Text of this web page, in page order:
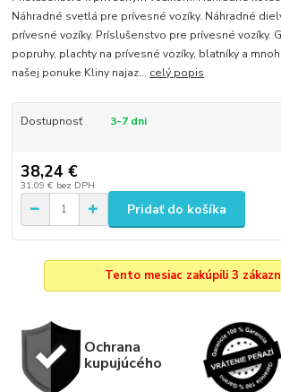
Náhradné svetlá pre prívesné vozíky. Náhradné
prívesné vozíky. Príslušenstvo pre prívesné vozíky.
popruhy, plachty na prívesné vozíky, blatníky a
našej ponuke.Kliny najaz... celý popis
Dostupnosť 3-7 dni
38,24 €
31,09 € bez DPH
Pridať do košíka
Tento mesiac zakúpili 3
Ochrana
kupujúcého